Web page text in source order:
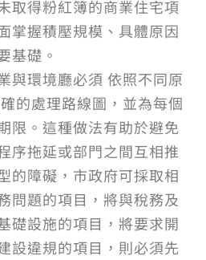
取得粉紅簿的商業住宅項
掌握積壓規模、具體原因
基礎。
與環境廳必須 依照不同原
的處理路線圖，並為每個
限。這種做法有助於避免
序拖延或部門之間互相推
的障礙，市政府可採取相
問題的項目，將與稅務及
礎設施的項目，將要求開
設違規的項目，則必須先